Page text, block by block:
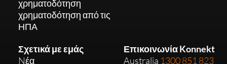
χρηματοδότηση
χρηματοδότηση από τις
ΗΠΑ
Σχετικά με εμάς
Nέα
Επικοινωνία Konnekt
Australia 1300 851 823